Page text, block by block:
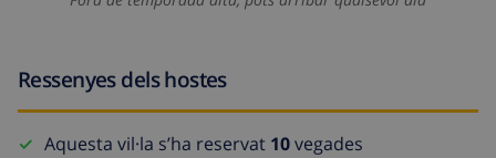
Ressenyes dels hostes
Aquesta vil·la s’ha reservat 10vegades